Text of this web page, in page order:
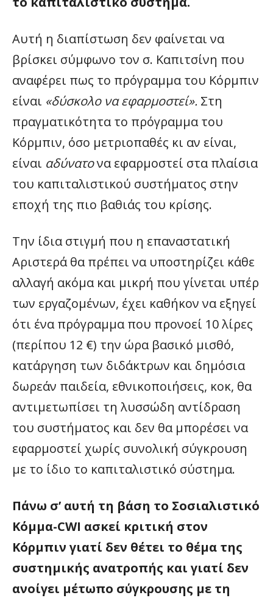
Αυτή η διαπίστωση δεν φαίνεται να
βρίσκει σύμφωνο τον σ. Καπιτσίνη που
αναφέρει πως το πρόγραμμα του Κόρμπιν
είναι «δύσκολο να εφαρμοστεί». Στη
πραγματικότητα το πρόγραμμα του
Κόρμπιν, όσο μετριοπαθές κι αν είναι,
είναι αδύνατονα εφαρμοστεί στα πλαίσια
του καπιταλιστικού συστήματος στην
εποχή της πιο βαθιάς του κρίσης.
Την ίδια στιγμή που η επαναστατική
Αριστερά θα πρέπει να υποστηρίζει κάθε
αλλαγή ακόμα και μικρή που γίνεται υπέρ
των εργαζομένων, έχει καθήκον να εξηγεί
ότι ένα πρόγραμμα που προνοεί 10 λίρες
(περίπου 12 €) την ώρα βασικό μισθό,
κατάργηση των διδάκτρων και δημόσια
δωρεάν παιδεία, εθνικοποιήσεις, κοκ, θα
αντιμετωπίσει τη λυσσώδη αντίδραση
του συστήματος και δεν θα μπορέσει να
εφαρμοστεί χωρίς συνολική σύγκρουση
με το ίδιο το καπιταλιστικό σύστημα.
Πάνω σ’ αυτή τη βάση το Σοσιαλιστικό
Κόμμα-CWI ασκεί κριτική στον
Κόρμπιν γιατί δεν θέτει το θέμα της
συστημικής ανατροπής και γιατί δεν
ανοίγει μέτωπο σύγκρουσης με τη